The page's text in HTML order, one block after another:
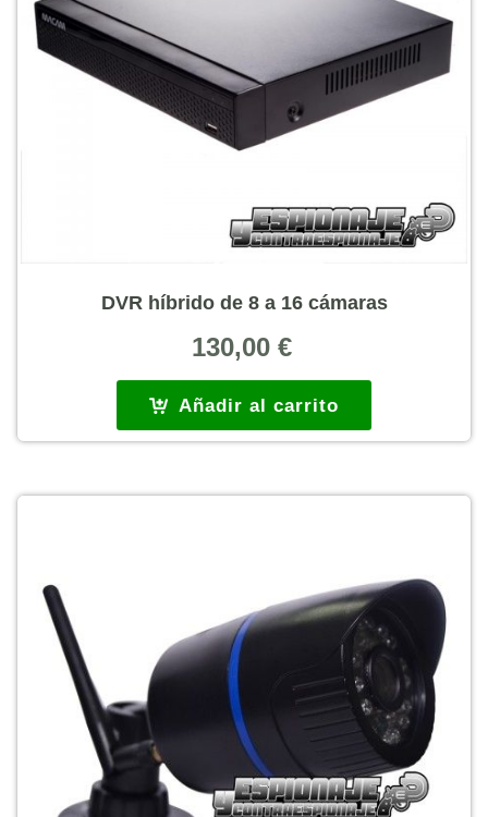
DVR híbrido de 8 a 16 cámaras
130,00 €
Añadir al carrito